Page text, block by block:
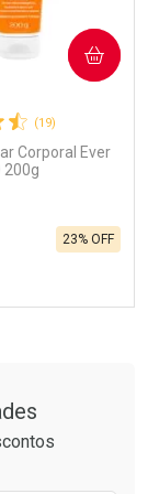
(19)
Corporal Ever
200g
23% OFF
COMPRAR